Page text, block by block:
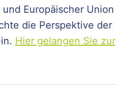
Europäischer Union
die Perspektive der
Hier gelangen Sie zur